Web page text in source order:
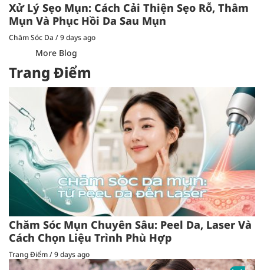
Xử Lý Sẹo Mụn: Cách Cải Thiện Sẹo Rỗ, Thâm
Mụn Và Phục Hồi Da Sau Mụn
Chăm Sóc Da /9 days ago
More Blog
Trang Điểm
Chăm Sóc Mụn Chuyên Sâu: Peel Da, Laser Và
Cách Chọn Liệu Trình Phù Hợp
Trang Điểm/9 days ago